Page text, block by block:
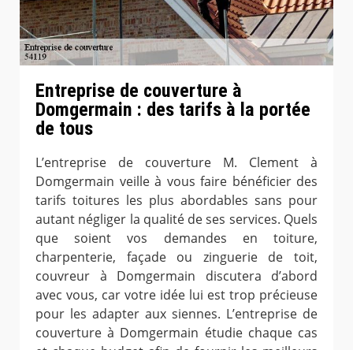
Entreprise de couverture à
Domgermain : des tarifs à la portée
de tous
L’entreprise de couverture M. Clement à
Domgermain veille à vous faire bénéficier des
tarifs toitures les plus abordables sans pour
autant négliger la qualité de ses services. Quels
que soient vos demandes en toiture,
charpenterie, façade ou zinguerie de toit,
couvreur à Domgermain discutera d’abord
avec vous, car votre idée lui est trop précieuse
pour les adapter aux siennes. L’entreprise de
couverture à Domgermain étudie chaque cas